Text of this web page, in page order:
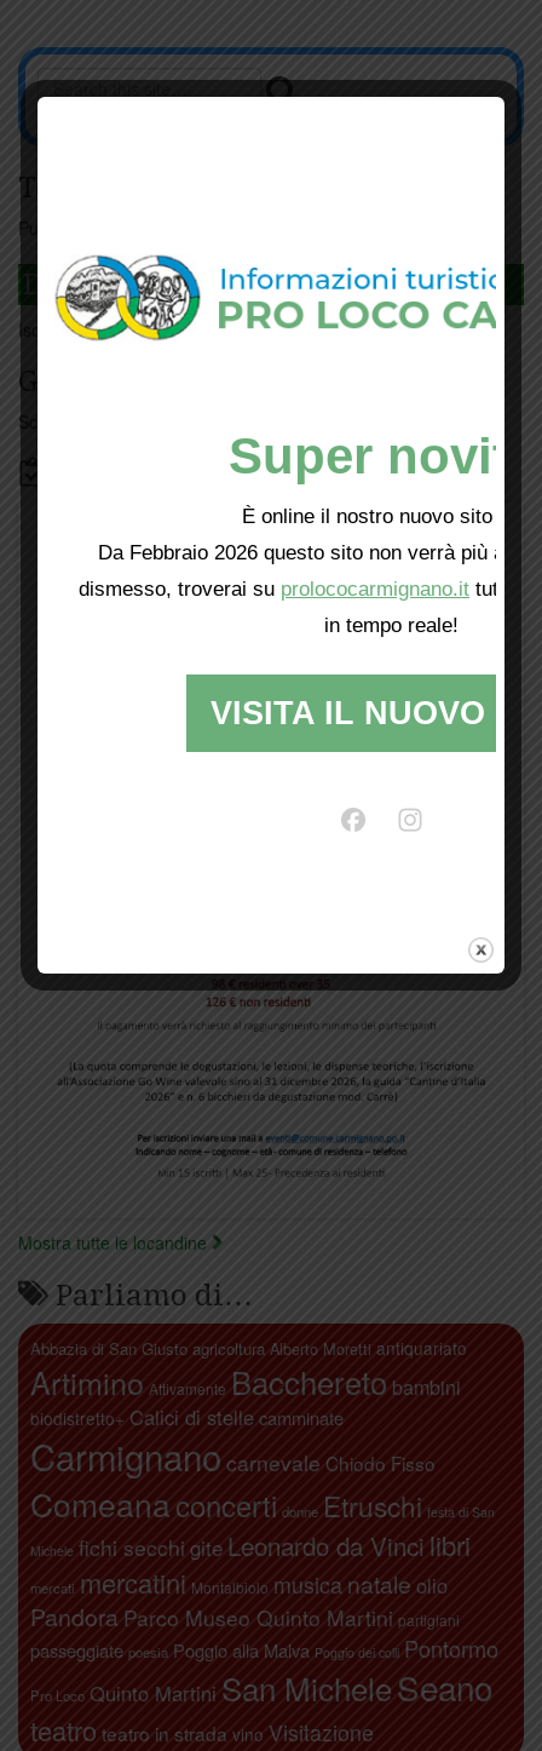
Tesseramento
Puoi tesserarti online
DAGLI L'ANDA
Iscrivitiqui
Giorno per giorno a Carmignano
Scopri tutti gli eventi
Mostra tutte le locandine
Parliamo di…
Abbazia di San Giusto agricoltura Alberto Moretti antiquariato
Artimino Attivamente Bacchereto bambini
biodistretto+ Calici di stelle camminate
Carmignano carnevale Chiodo Fisso
Comeanaconcerti donne Etruschi festa di San
Michele fichi secchi gite Leonardo da Vinci libri
mercati mercatini Montalbiolo musica natale olio
Pandora Parco Museo Quinto Martini partigiani
passeggiate poesia Poggio alla Malva Poggio dei colli Pontormo
Pro Loco Quinto Martini San MicheleSeano
teatro teatro in strada vino Visitazione
Super
È online il nostro nuovo sito web!
Da Febbraio 2026 questo sito non verrà più
dismesso, troverai su prolococarmignano.it tutti i
in tempo reale!
VISITA IL NUOVO